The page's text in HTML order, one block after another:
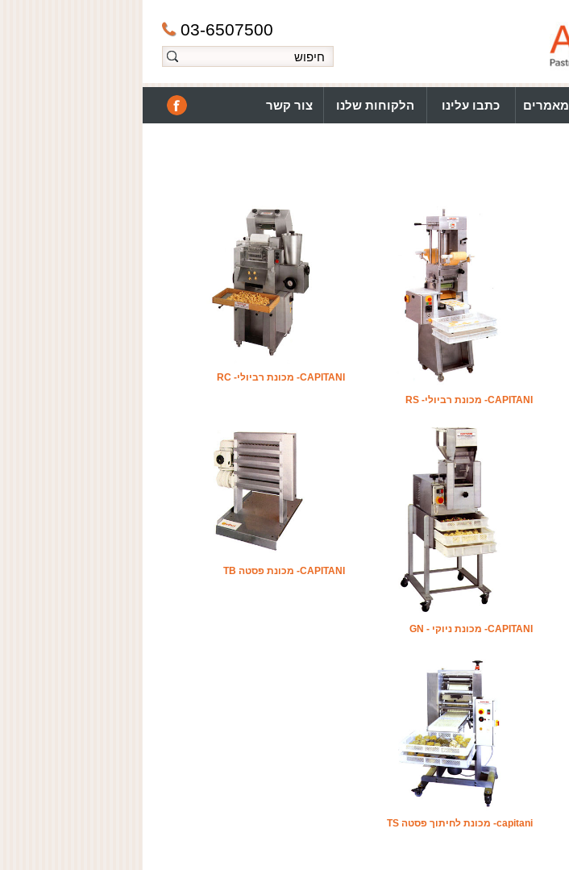
03-6507500
מאמרים כתבו עלינו הלקוחות שלנו צור קשר
CAPITANI- מכונת רביולי- RS
CAPITANI- מכונת רביולי- RC
CAPITANI- מכונת ניוקי - GN
CAPITANI- מכונת פסטה TB
capitani- מכונת לחיתוך פסטה TS